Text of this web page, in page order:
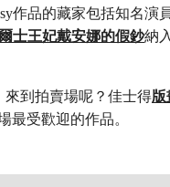
作品的藏家包括知名演
士王妃戴安娜的假鈔納
來到拍賣場呢？佳士得版
最受歡迎的作品。